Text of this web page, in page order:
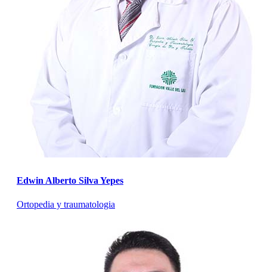
Edwin Alberto Silva Yepes
Ortopedia y traumatologia